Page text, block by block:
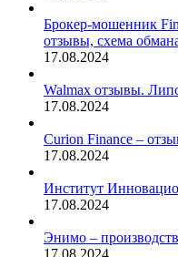
Брокер-мошенник
отзывы, схема
17.08.2024
Walmax отзывы.
17.08.2024
Curion Finance –
17.08.2024
Институт
17.08.2024
Энимо –
17.08.2024